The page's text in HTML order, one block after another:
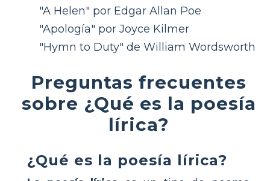
"A Helen" por Edgar Allan Poe
"Apología" por Joyce Kilmer
"Hymn to Duty" de William Wordsworth
Preguntas frecuentes
sobre ¿Qué es la poesía
lírica?
¿Qué es la poesía lírica?